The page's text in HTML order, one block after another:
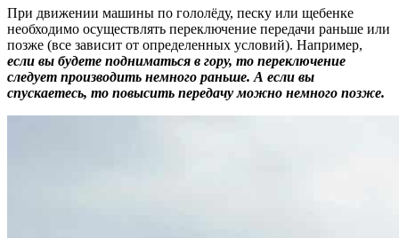
При движении машины по гололёду, песку или щебенке
необходимо осуществлять переключение передачи раньше или
позже (все зависит от определенных условий). Например,
если вы будете подниматься в гору, то переключение
следует производить немного раньше. А если вы
спускаетесь, то повысить передачу можно немного позже.